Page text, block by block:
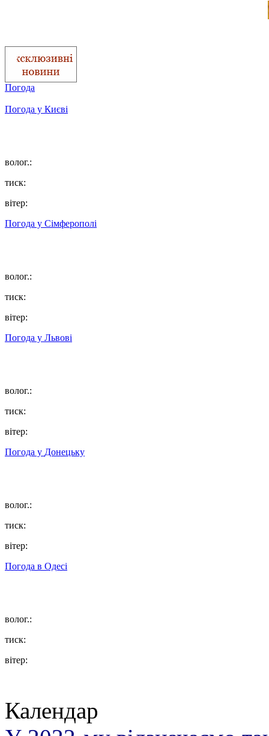
Погода
Погода у Києві
волог.:
тиск:
вітер:
Погода у Сімферополі
волог.:
тиск:
вітер:
Погода у Львові
волог.:
тиск:
вітер:
Погода у Донецьку
волог.:
тиск:
вітер:
Погода в Одесі
волог.:
тиск:
вітер:
Календар